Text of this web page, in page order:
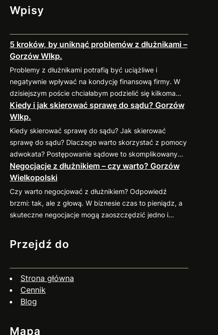
Wpisy
5 kroków, by uniknąć problemów z dłużnikami –
Gorzów Wlkp.
Problemy z dłużnikami potrafią być uciążliwe i
negatywnie wpływać na kondycję finansową firmy. W
dzisiejszym poście chciałabym podzielić się kilkoma
sprawdzonymi praktykami, które pomogą
zminimalizować ryzyko takich sytuacji. 1. Weryfikacja
kontrahenta przed nawiązaniem współpracy Zanim
podpiszesz umowę, dokładnie sprawdź potencjalnego
kontrahenta. Możesz zweryfikować jego wiarygodność
finansową w dostępnych bazach gospodarczych (np.
KRD, BIG) oraz poprosić o…
Kiedy i jak skierować sprawę do sądu? Gorzów
Wlkp.
Kiedy skierować sprawę do sądu? Jak skierować
sprawę do sądu? Dlaczego warto skorzystać z pomocy
adwokata? Postępowanie sądowe to skomplikowany
proces, który wymaga znajomości przepisów oraz
procedur. Profesjonalny pełnomocnik: Jeśli
zastanawiasz się nad skierowaniem swojej sprawy do
sądu, zapraszam do kontaktu
883 593 553. Chętnie
pomogę w ocenie sytuacji, przygotowaniu pozwu i
Negocjacje z dłużnikiem – czy warto? Gorzów
Wielkopolski
Czy warto negocjować z dłużnikiem? Odpowiedź
brzmi: tak, ale z głową. W biznesie czas to pieniądz, a
skuteczne negocjacje mogą zaoszczędzić jedno i
dłużnikiem często przynosi zaskakująco pozytywne
efekty. Dlaczego warto negocjować? Jak się
zawsze. Jeśli dłużnik wyraźnie unika kontaktu, działa
nieuczciwie…
Przejdź do
Strona główna
Cennik
Blog
Mapa